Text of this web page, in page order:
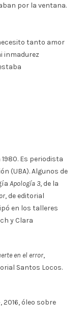
por la ventana.
tanto amor
inmadurez
Es periodista
(UBA). Algunos de
Apología 3, de la
, de editorial
en los talleres
y Clara
en el error,
Santos Locos.
2016, óleo sobre